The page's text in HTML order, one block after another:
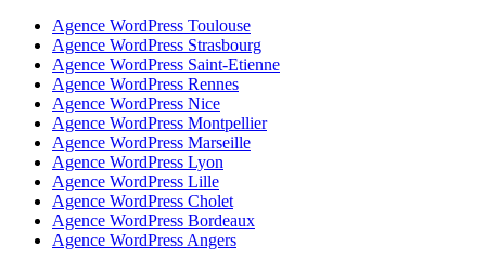
Agence WordPress Toulouse
Agence WordPress Strasbourg
Agence WordPress Saint-Etienne
Agence WordPress Rennes
Agence WordPress Nice
Agence WordPress Montpellier
Agence WordPress Marseille
Agence WordPress Lyon
Agence WordPress Lille
Agence WordPress Cholet
Agence WordPress Bordeaux
Agence WordPress Angers